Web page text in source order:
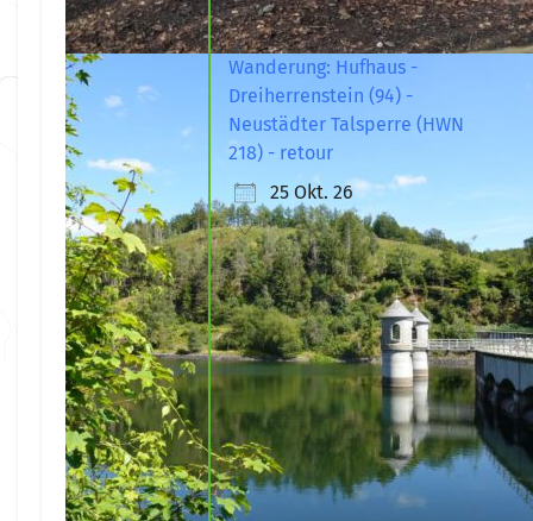
Wanderung: Hufhaus -
Dreiherrenstein (94) -
Neustädter Talsperre (HWN
218) - retour
25 Okt. 26